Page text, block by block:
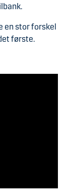
en stor forskel
første.